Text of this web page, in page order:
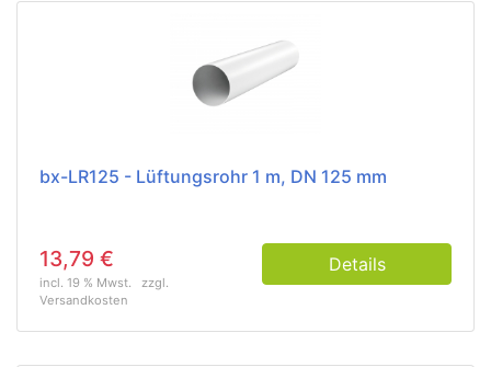
bx-LR125 - Lüftungsrohr 1 m, DN 125 mm
13,79 €
incl. 19 % Mwst. zzgl.
Versandkosten
Details